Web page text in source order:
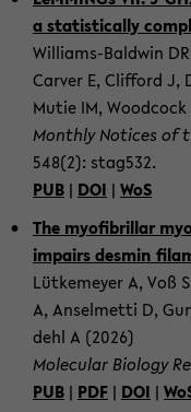
a sta­tis­ti­cal­ly
Williams-​Baldwin
Car­ver E, Clif­ford J,
Mutie IM,
Month­ly No­ti­ces of
548(2): stag532.
PUB | DOI | WoS
The myo­fi­bril­lar
im­pairs des­min
Lüt­ke­mey­er A, Voß
A, An­sel­met­ti D,
dehl A (2026)
Mole­cu­lar Bio­lo­gy
PUB | PDF | DOI |